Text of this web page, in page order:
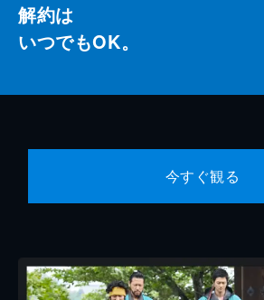
解約は
いつでもOK。
今すぐ観る